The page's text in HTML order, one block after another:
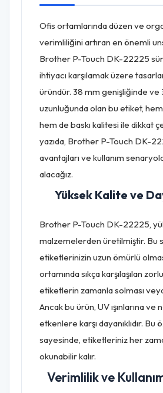
Ofis ortamlarında düzen ve
verimliliğini artıran en önemli
Brother P-Touch DK-22225
ihtiyacı karşılamak üzere
üründür. 38 mm genişliğinde
uzunluğunda olan bu etiket, hem
hem de baskı kalitesi ile dikkat
yazıda, Brother P-Touch DK-
avantajları ve kullanım
alacağız.
Yüksek Kalite ve
Brother P-Touch DK-22225,
malzemelerden üretilmiştir. Bu
etiketlerinizin uzun ömürlü
ortamında sıkça karşılaşılan
etiketlerin zamanla solması veya
Ancak bu ürün, UV ışınlarına ve
etkenlere karşı dayanıklıdır. Bu
sayesinde, etiketleriniz her
okunabilir kalır.
Verimlilik ve